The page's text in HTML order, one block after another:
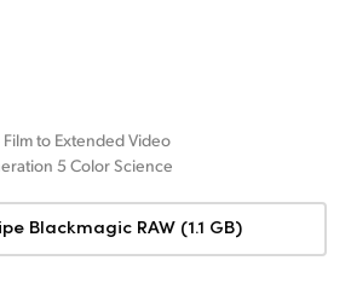
to Extended Video
5 Color Science
Blackmagic RAW (1.1 GB)